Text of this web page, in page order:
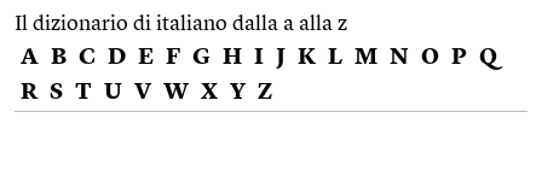
Il dizionario di italiano dalla a alla z
A B C D E F G H I J K L M N O P Q
R S T U V W X Y Z